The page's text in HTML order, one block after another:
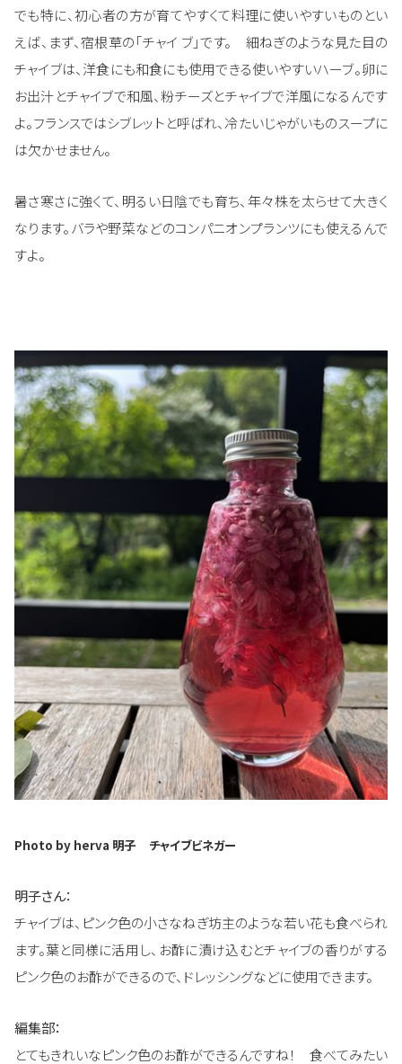
でも特に、初心者の方が育てやすくて料理に使いやすいものとい
えば、まず、宿根草の「チャイ ブ」です。 細ねぎのような見た目の
チャイブは、洋食にも和食にも使用できる使いやすいハーブ。卵に
お出汁とチャイブで和風、粉チーズとチャイブで洋風になるんです
よ。フランスではシブレットと呼ばれ、冷たいじゃがいものスープに
は欠かせません。
暑さ寒さに強くて、明るい日陰でも育ち、年々株を太らせて大きく
なります。バラや野菜などのコンパニオンプランツにも使えるんで
すよ。
Photo by herva 明子 チャイブビネガー
明子さん：
チャイブは、ピンク色の小さなねぎ坊主のような若い花も食べられ
ます。葉と同様に活用し、お酢に漬け込むとチャイブの香りがする
ピンク色のお酢ができるので、ドレッシングなどに使用できます。
編集部：
とてもきれいなピンク色のお酢ができるんですね！ 食べてみたい